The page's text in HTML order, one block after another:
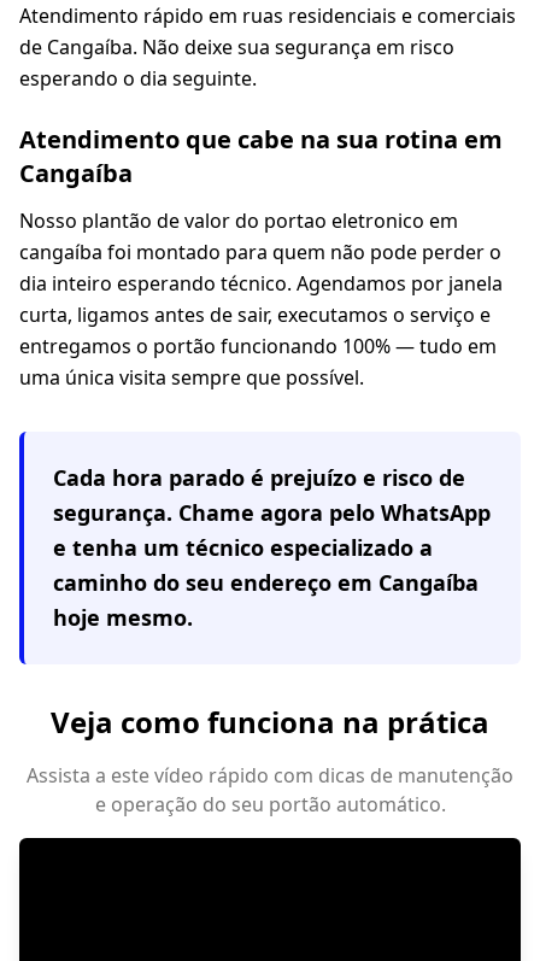
Atendimento rápido em ruas residenciais e comerciais
de Cangaíba. Não deixe sua segurança em risco
esperando o dia seguinte.
Atendimento que cabe na sua rotina em
Cangaíba
Nosso plantão de valor do portao eletronico em
cangaíba foi montado para quem não pode perder o
dia inteiro esperando técnico. Agendamos por janela
curta, ligamos antes de sair, executamos o serviço e
entregamos o portão funcionando 100% — tudo em
uma única visita sempre que possível.
Cada hora parado é prejuízo e risco de
segurança. Chame agora pelo WhatsApp
e tenha um técnico especializado a
caminho do seu endereço em Cangaíba
hoje mesmo.
Veja como funciona na prática
Assista a este vídeo rápido com dicas de manutenção
e operação do seu portão automático.